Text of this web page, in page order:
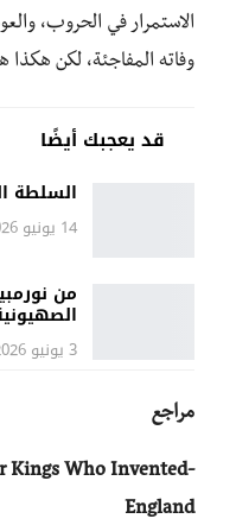
الاستمرار في الحروب،
وفاته المفاجئة، لكن هكذا
قد يعجبك أيضًا
السلطة
14 يونيو 2026
من
3 يونيو 2026
مراجع
Kings Who Invented
England